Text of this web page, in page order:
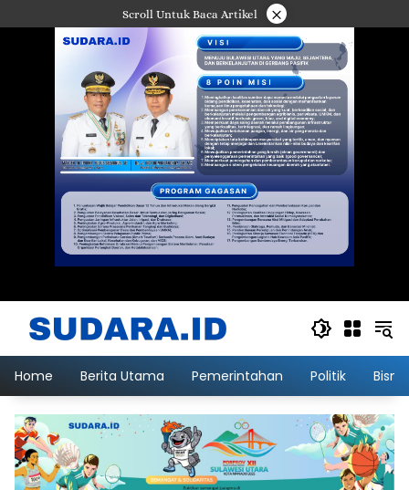
ke
Scroll Untuk Baca Artikel ×
Home Berita Utama Pemerintahan Politik